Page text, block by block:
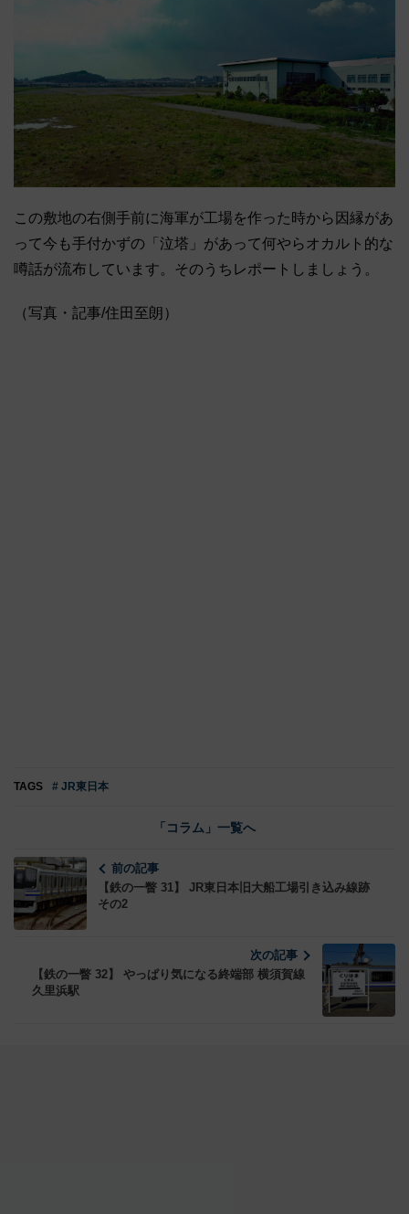
この敷地の右側手前に海軍が工場を作った時から因縁があ
って今も手付かずの「泣塔」があって何やらオカルト的な
噂話が流布しています。そのうちレポートしましょう。
（写真・記事/住田至朗）
TAGS # JR東日本
「コラム」一覧へ
前の記事
【鉄の一瞥 31】 JR東日本旧大船工場引き込み線跡
その2
次の記事
【鉄の一瞥 32】 やっぱり気になる終端部 横須賀線
久里浜駅